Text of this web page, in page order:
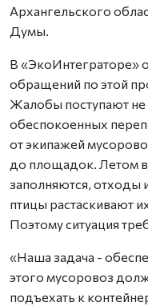
Архангельского
Думы.
В «ЭкоИнтеграторе»
обращений по этой
Жалобы поступают не
обеспокоенных
от экипажей
до площадок. Летом
заполняются, отходы
птицы растаскивают
Поэтому ситуация
«Наша задача -
этого мусоровоз
подъехать к